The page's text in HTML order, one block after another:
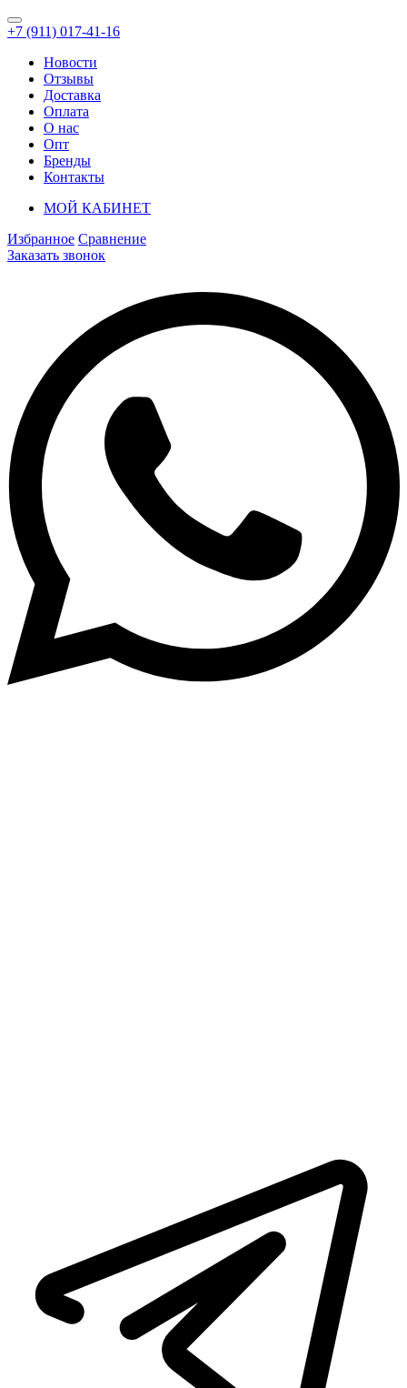
+7 (911) 017-41-16
Новости
Отзывы
Доставка
Оплата
О нас
Опт
Бренды
Контакты
МОЙ КАБИНЕТ
Избранное Сравнение
Заказать звонок